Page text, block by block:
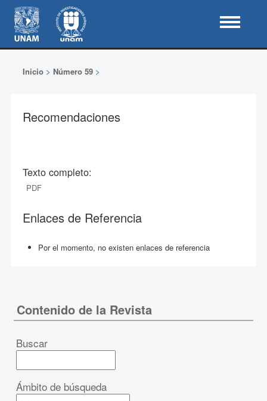
Inicio> Número 59>
Recomendaciones
Texto completo:
PDF
Enlaces de Referencia
Por el momento, no existen enlaces de referencia
Contenido de la Revista
Buscar
Ámbito de búsqueda